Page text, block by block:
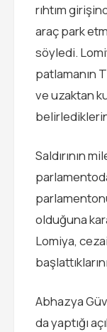
rıhtım
araç park
söyledi.
patlamanın
ve uzaktan
Saldırının
olduğuna
Lomiya,
Abhazya
da yaptığı